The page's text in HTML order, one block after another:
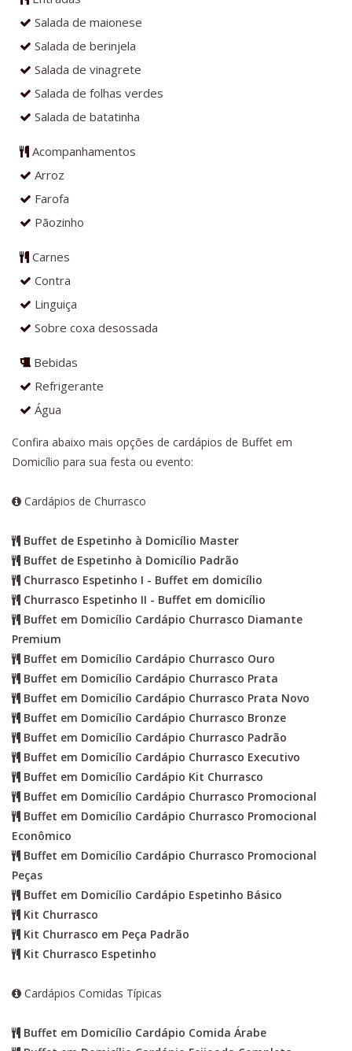
Salada de maionese
Salada de berinjela
Salada de vinagrete
Salada de folhas verdes
Salada de batatinha
Acompanhamentos
Arroz
Farofa
Pãozinho
Carnes
Contra
Linguiça
Sobre coxa desossada
Bebidas
Refrigerante
Água
Confira abaixo mais opções de cardápios de Buffet em
Domicílio para sua festa ou evento:
Cardápios de Churrasco
Buffet de Espetinho à Domicílio Master
Buffet de Espetinho à Domicílio Padrão
Churrasco Espetinho I - Buffet em domicílio
Churrasco Espetinho II - Buffet em domicílio
Buffet em Domicílio Cardápio Churrasco Diamante
Premium
Buffet em Domicílio Cardápio Churrasco Ouro
Buffet em Domicílio Cardápio Churrasco Prata
Buffet em Domicílio Cardápio Churrasco Prata Novo
Buffet em Domicílio Cardápio Churrasco Bronze
Buffet em Domicílio Cardápio Churrasco Padrão
Buffet em Domicílio Cardápio Churrasco Executivo
Buffet em Domicílio Cardápio Kit Churrasco
Buffet em Domicílio Cardápio Churrasco Promocional
Buffet em Domicílio Cardápio Churrasco Promocional
Econômico
Buffet em Domicílio Cardápio Churrasco Promocional
Peças
Buffet em Domicílio Cardápio Espetinho Básico
Kit Churrasco
Kit Churrasco em Peça Padrão
Kit Churrasco Espetinho
Cardápios Comidas Típicas
Buffet em Domicílio Cardápio Comida Árabe